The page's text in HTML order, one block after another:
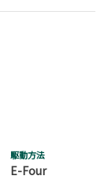
駆動方法
E-Four